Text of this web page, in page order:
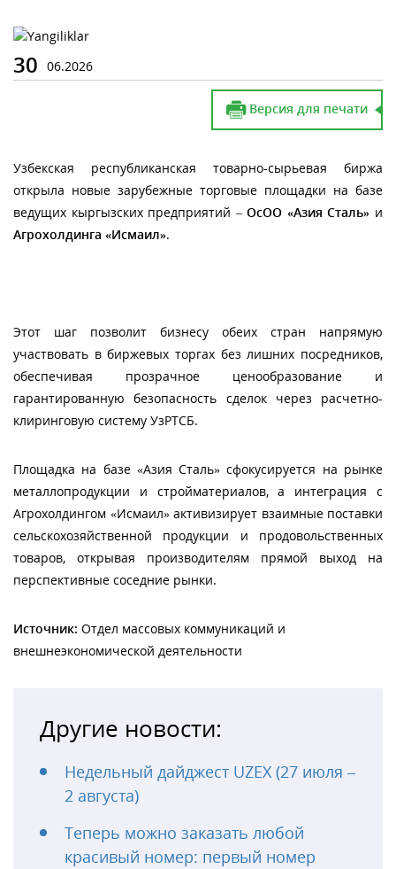
30 06.2026
Версия для печати
Узбекская республиканская товарно-сырьевая биржа
открыла новые зарубежные торговые площадки на базе
ведущих кыргызских предприятий –ОсОО «Азия Сталь» и
Агрохолдинга «Исмаил».
Этот шаг позволит бизнесу обеих стран напрямую
участвовать в биржевых торгах без лишних посредников,
обеспечивая прозрачное ценообразование и
гарантированную безопасность сделок через расчетно-
клиринговую систему УзРТСБ.
Площадка на базе «Азия Сталь» сфокусируется на рынке
металлопродукции и стройматериалов, а интеграция с
Агрохолдингом «Исмаил» активизирует взаимные поставки
сельскохозяйственной продукции и продовольственных
товаров, открывая производителям прямой выход на
перспективные соседние рынки.
Источник: Отдел массовых коммуникаций и
внешнеэкономической деятельности
Другие новости:
Недельный дайджест UZEX (27 июля –
2 августа)
Теперь можно заказать любой
красивый номер: первый номер